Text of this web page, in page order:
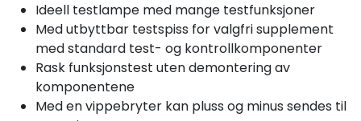
Ideell testlampe med mange testfunksjoner
Med utbyttbar testspiss for valgfri supplement
med standard test- og kontrollkomponenter
Rask funksjonstest uten demontering av
komponentene
Med en vippebryter kan pluss og minus sendes til